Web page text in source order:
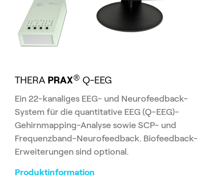
THERA PRAX® Q-EEG
Ein 22-kanaliges EEG- und Neurofeedback-
System für die quantitative EEG (Q-EEG)-
Gehirnmapping-Analyse sowie SCP- und
Frequenzband-Neurofeedback. Biofeedback-
Erweiterungen sind optional.
Produktinformation